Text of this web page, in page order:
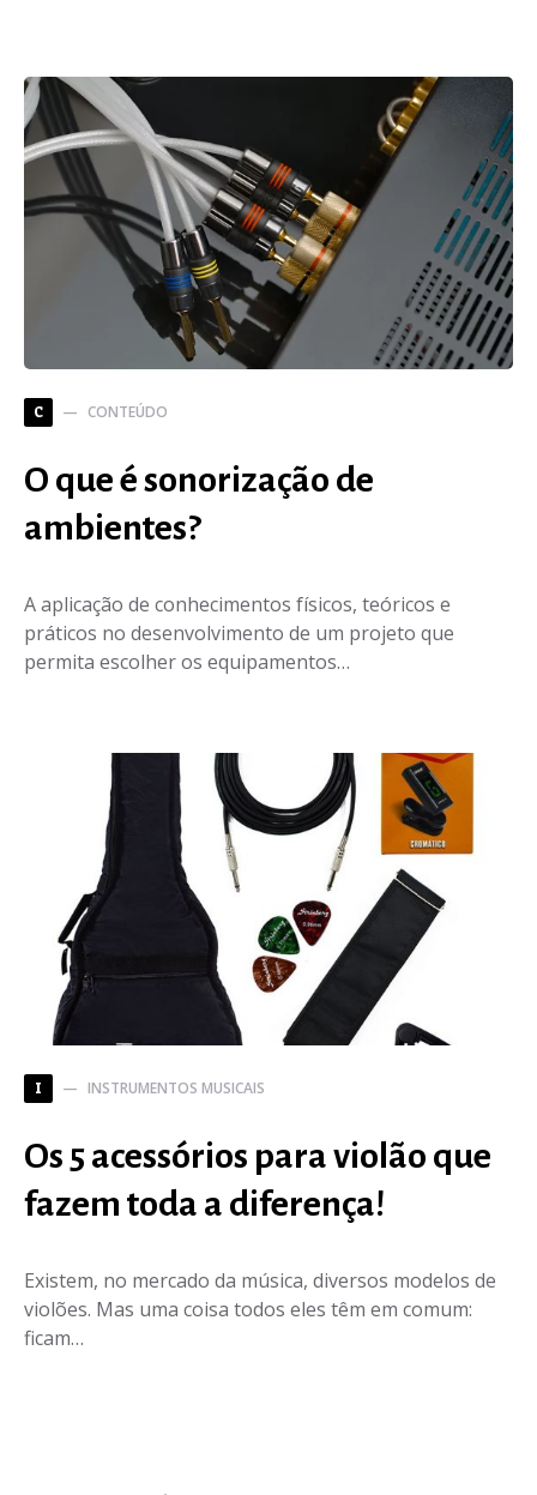
C CONTEÚDO
O que é sonorização de
ambientes?
A aplicação de conhecimentos físicos, teóricos e
práticos no desenvolvimento de um projeto que
permita escolher os equipamentos…
I INSTRUMENTOS MUSICAIS
Os 5 acessórios para violão que
fazem toda a diferença!
Existem, no mercado da música, diversos modelos de
violões. Mas uma coisa todos eles têm em comum:
ficam…